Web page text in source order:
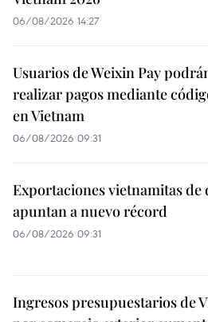
06/08/2026 14:27
Usuarios de Weixin Pay
realizar pagos mediante
en Vietnam
06/08/2026 09:31
Exportaciones vietnamitas
apuntan a nuevo récord
06/08/2026 09:31
Ingresos presupuestarios de